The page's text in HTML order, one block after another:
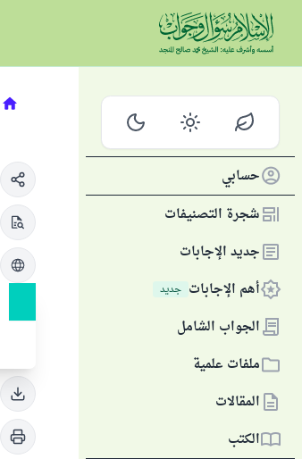
حسابي
شجرة التصنيفات
جديد الإجابات
أهم الإجابات جديد
الجواب الشامل
ملفات علمية
المقالات
الكتب